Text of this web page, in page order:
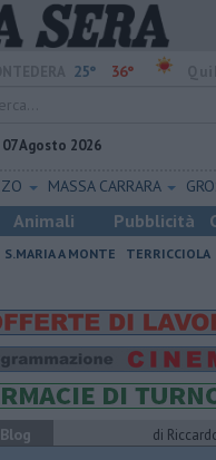
25° 36°
07 Agosto 2026
MASSA CARRARA
Animali Pubblicità
S.MARIA A MONTE
TERRICCIOLA
di